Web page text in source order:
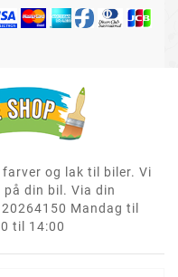
og lak til biler. Vi
din bil. Via din
Mandag til
til 14:00